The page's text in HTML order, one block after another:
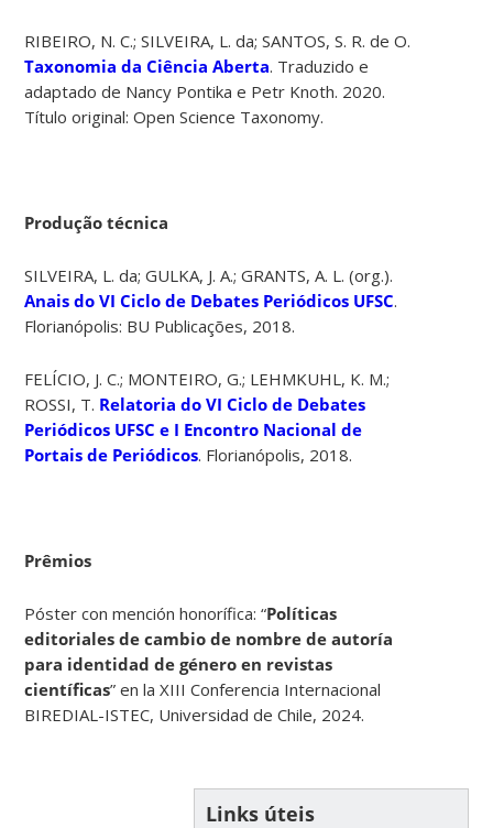
RIBEIRO, N. C.; SILVEIRA, L. da; SANTOS, S. R. de O.
Taxonomia da Ciência Aberta. Traduzido e
adaptado de Nancy Pontika e Petr Knoth. 2020.
Título original: Open Science Taxonomy.
Produção técnica
SILVEIRA, L. da; GULKA, J. A.; GRANTS, A. L. (org.).
Anais do VI Ciclo de Debates Periódicos UFSC.
Florianópolis: BU Publicações, 2018.
FELÍCIO, J. C.; MONTEIRO, G.; LEHMKUHL, K. M.;
ROSSI, T. Relatoria do VI Ciclo de Debates
Periódicos UFSC e I Encontro Nacional de
Portais de Periódicos. Florianópolis, 2018.
Prêmios
Póster con mención honorífica: “Políticas
editoriales de cambio de nombre de autoría
para identidad de género en revistas
científicas” en la XIII Conferencia Internacional
BIREDIAL-ISTEC, Universidad de Chile, 2024.
Links úteis